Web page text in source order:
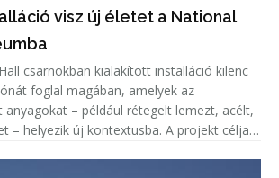
visz új életet a National
csarnokban kialakított installáció kilenc
foglal magában, amelyek az
anyagokat – például rétegelt lemezt, acélt,
– helyezik új kontextusba. A projekt célja,